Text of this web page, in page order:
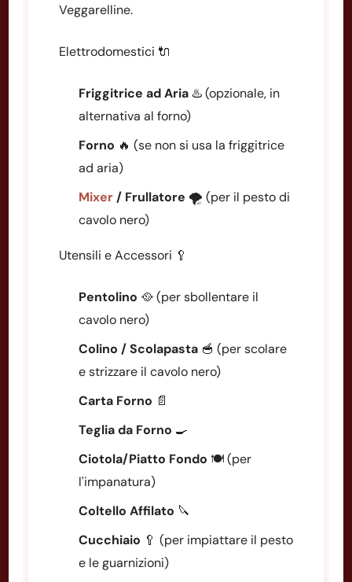
Veggarelline.
Elettrodomestici 🔌
Friggitrice ad Aria ♨️ (opzionale, in
alternativa al forno)
Forno 🔥 (se non si usa la friggitrice
ad aria)
Mixer / Frullatore 🌪️ (per il pesto di
cavolo nero)
Utensili e Accessori 🥄
Pentolino 🥘 (per sbollentare il
cavolo nero)
Colino / Scolapasta 🥣 (per scolare
e strizzare il cavolo nero)
Carta Forno 📄
Teglia da Forno 🍳
Ciotola/Piatto Fondo 🍽️ (per
l'impanatura)
Coltello Affilato 🔪
Cucchiaio 🥄 (per impiattare il pesto
e le guarnizioni)